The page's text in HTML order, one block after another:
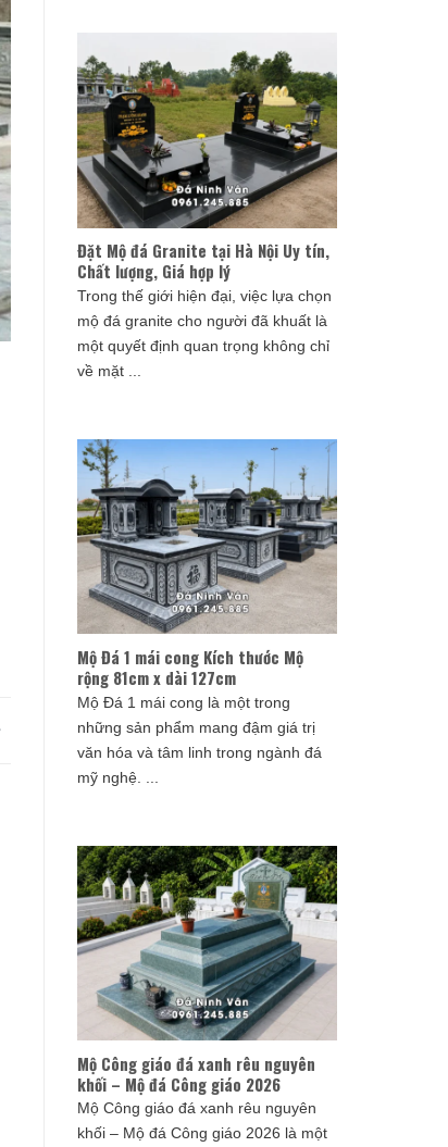
Đặt Mộ đá Granite tại Hà Nội Uy tín,
Chất lượng, Giá hợp lý
Trong thế giới hiện đại, việc lựa chọn
mộ đá granite cho người đã khuất là
một quyết định quan trọng không chỉ
về mặt ...
Mộ Đá 1 mái cong Kích thước Mộ
rộng 81cm x dài 127cm
Mộ Đá 1 mái cong là một trong
những sản phẩm mang đậm giá trị
văn hóa và tâm linh trong ngành đá
mỹ nghệ. ...
Mộ Công giáo đá xanh rêu nguyên
khối – Mộ đá Công giáo 2026
Mộ Công giáo đá xanh rêu nguyên
khối – Mộ đá Công giáo 2026 là một